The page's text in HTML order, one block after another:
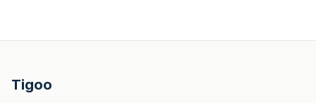
Life Extension - Coffeegenic Grönt kaffebönextrakt 400
Tigoo